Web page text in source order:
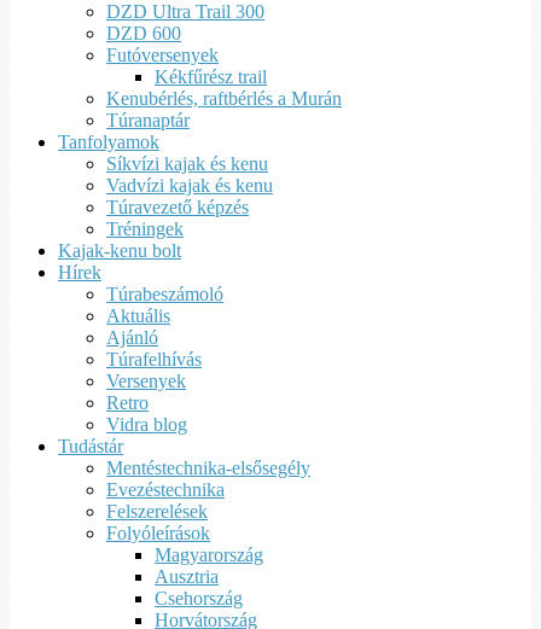
DZD Ultra Trail 300
DZD 600
Futóversenyek
Kékfűrész trail
Kenubérlés, raftbérlés a Murán
Túranaptár
Tanfolyamok
Síkvízi kajak és kenu
Vadvízi kajak és kenu
Túravezető képzés
Tréningek
Kajak-kenu bolt
Hírek
Túrabeszámoló
Aktuális
Ajánló
Túrafelhívás
Versenyek
Retro
Vidra blog
Tudástár
Mentéstechnika-elsősegély
Evezéstechnika
Felszerelések
Folyóleírások
Magyarország
Ausztria
Csehország
Horvátország